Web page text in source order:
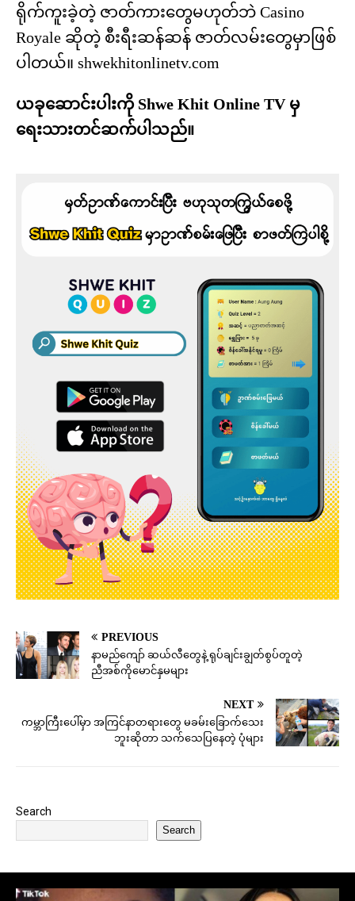
ရိုက်ကူးခဲ့တဲ့ ဇာတ်ကားတွေမဟုတ်ဘဲ Casino
Royale ဆိုတဲ့ စီးရီးဆန်ဆန် ဇာတ်လမ်းတွေမှာဖြစ်
ပါတယ်။ shwekhitonlinetv.com
ယခုဆောင်းပါးကို Shwe Khit Online TV မှ
ရေးသားတင်ဆက်ပါသည်။
PREVIOUS
နာမည်ကျော် ဆယ်လီတွေနဲ့ ရုပ်ချင်းချွတ်စွပ်တူတဲ့
ညီအစ်ကိုမောင်နှမများ
NEXT
ကမ္ဘာကြီးပေါ်မှာ အကြင်နာတရားတွေ မခမ်းခြောက်သေး
ဘူးဆိုတာ သက်သေပြနေတဲ့ ပုံများ
Search
Search